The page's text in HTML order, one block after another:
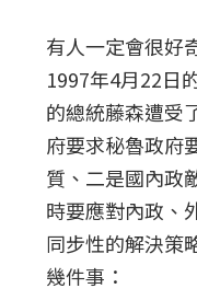
有人一定會很好
1997年4月22日
的總統藤森遭受
府要求秘魯政府
質、二是國內政
時要應對內政、
同步性的解決策
幾件事：